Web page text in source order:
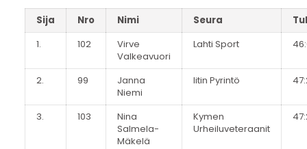
Sija Nro Nimi Seura
1.
102
Virve
Valkeavuori
Lahti Sport
2. 99
Janna
Niemi
Iitin Pyrintö
3. 103
Nina
Salmela-
Mäkelä
Kymen
Urheiluveteraanit